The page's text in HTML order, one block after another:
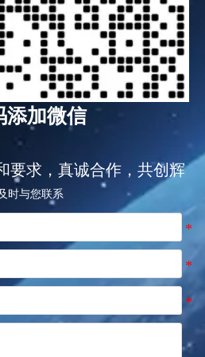
添加微信
要求，真诚合作，共创辉
时与您联系